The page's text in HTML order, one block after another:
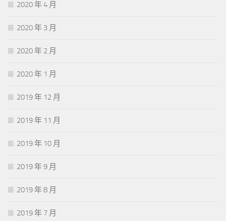
2020 年 4 月
2020 年 3 月
2020 年 2 月
2020 年 1 月
2019 年 12 月
2019 年 11 月
2019 年 10 月
2019 年 9 月
2019 年 8 月
2019 年 7 月